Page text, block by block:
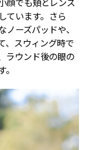
ています。さら
ーズパッドや、
、スウィング時で
ラウンド後の眼の